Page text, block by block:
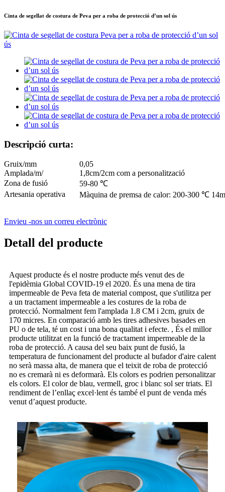
Cinta de segellat de costura de Peva per a roba de protecció d’un sol ús
Descripció curta:
Gruix/mm
0,05
Amplada/m/
1,8cm/2cm com a personalització
Zona de fusió
59-80 ℃
Artesania operativa
Màquina de premsa de calor: 200-300 ℃
Envieu -nos un correu electrònic
Detall del producte
Aquest producte és el nostre producte més venut des de
l'epidèmia Global COVID-19 el 2020. És una mena de tira
impermeable de Peva feta de material compost, que s'utilitza per
a un tractament impermeable a les costures de la roba de
protecció. Normalment fem l'amplada 1.8 CM i 2cm, gruix de
170 micres. En comparació amb les tires adhesives basades en
PU o de tela, té un cost i una bona qualitat i efecte. , És el millor
producte utilitzat en la funció de tractament impermeable de la
roba de protecció. A causa del seu baix punt de fusió, la
temperatura de funcionament del producte al bufador d'aire calent
no serà massa alta, de manera que el teixit de roba de protecció
no es cremarà ni es deformarà. Els colors es podrien personalitzar
els colors. El color de blau, vermell, groc i blanc sol ser triats. El
rendiment de l’enllaç excel·lent és també el punt de venda més
venut d’aquest producte.